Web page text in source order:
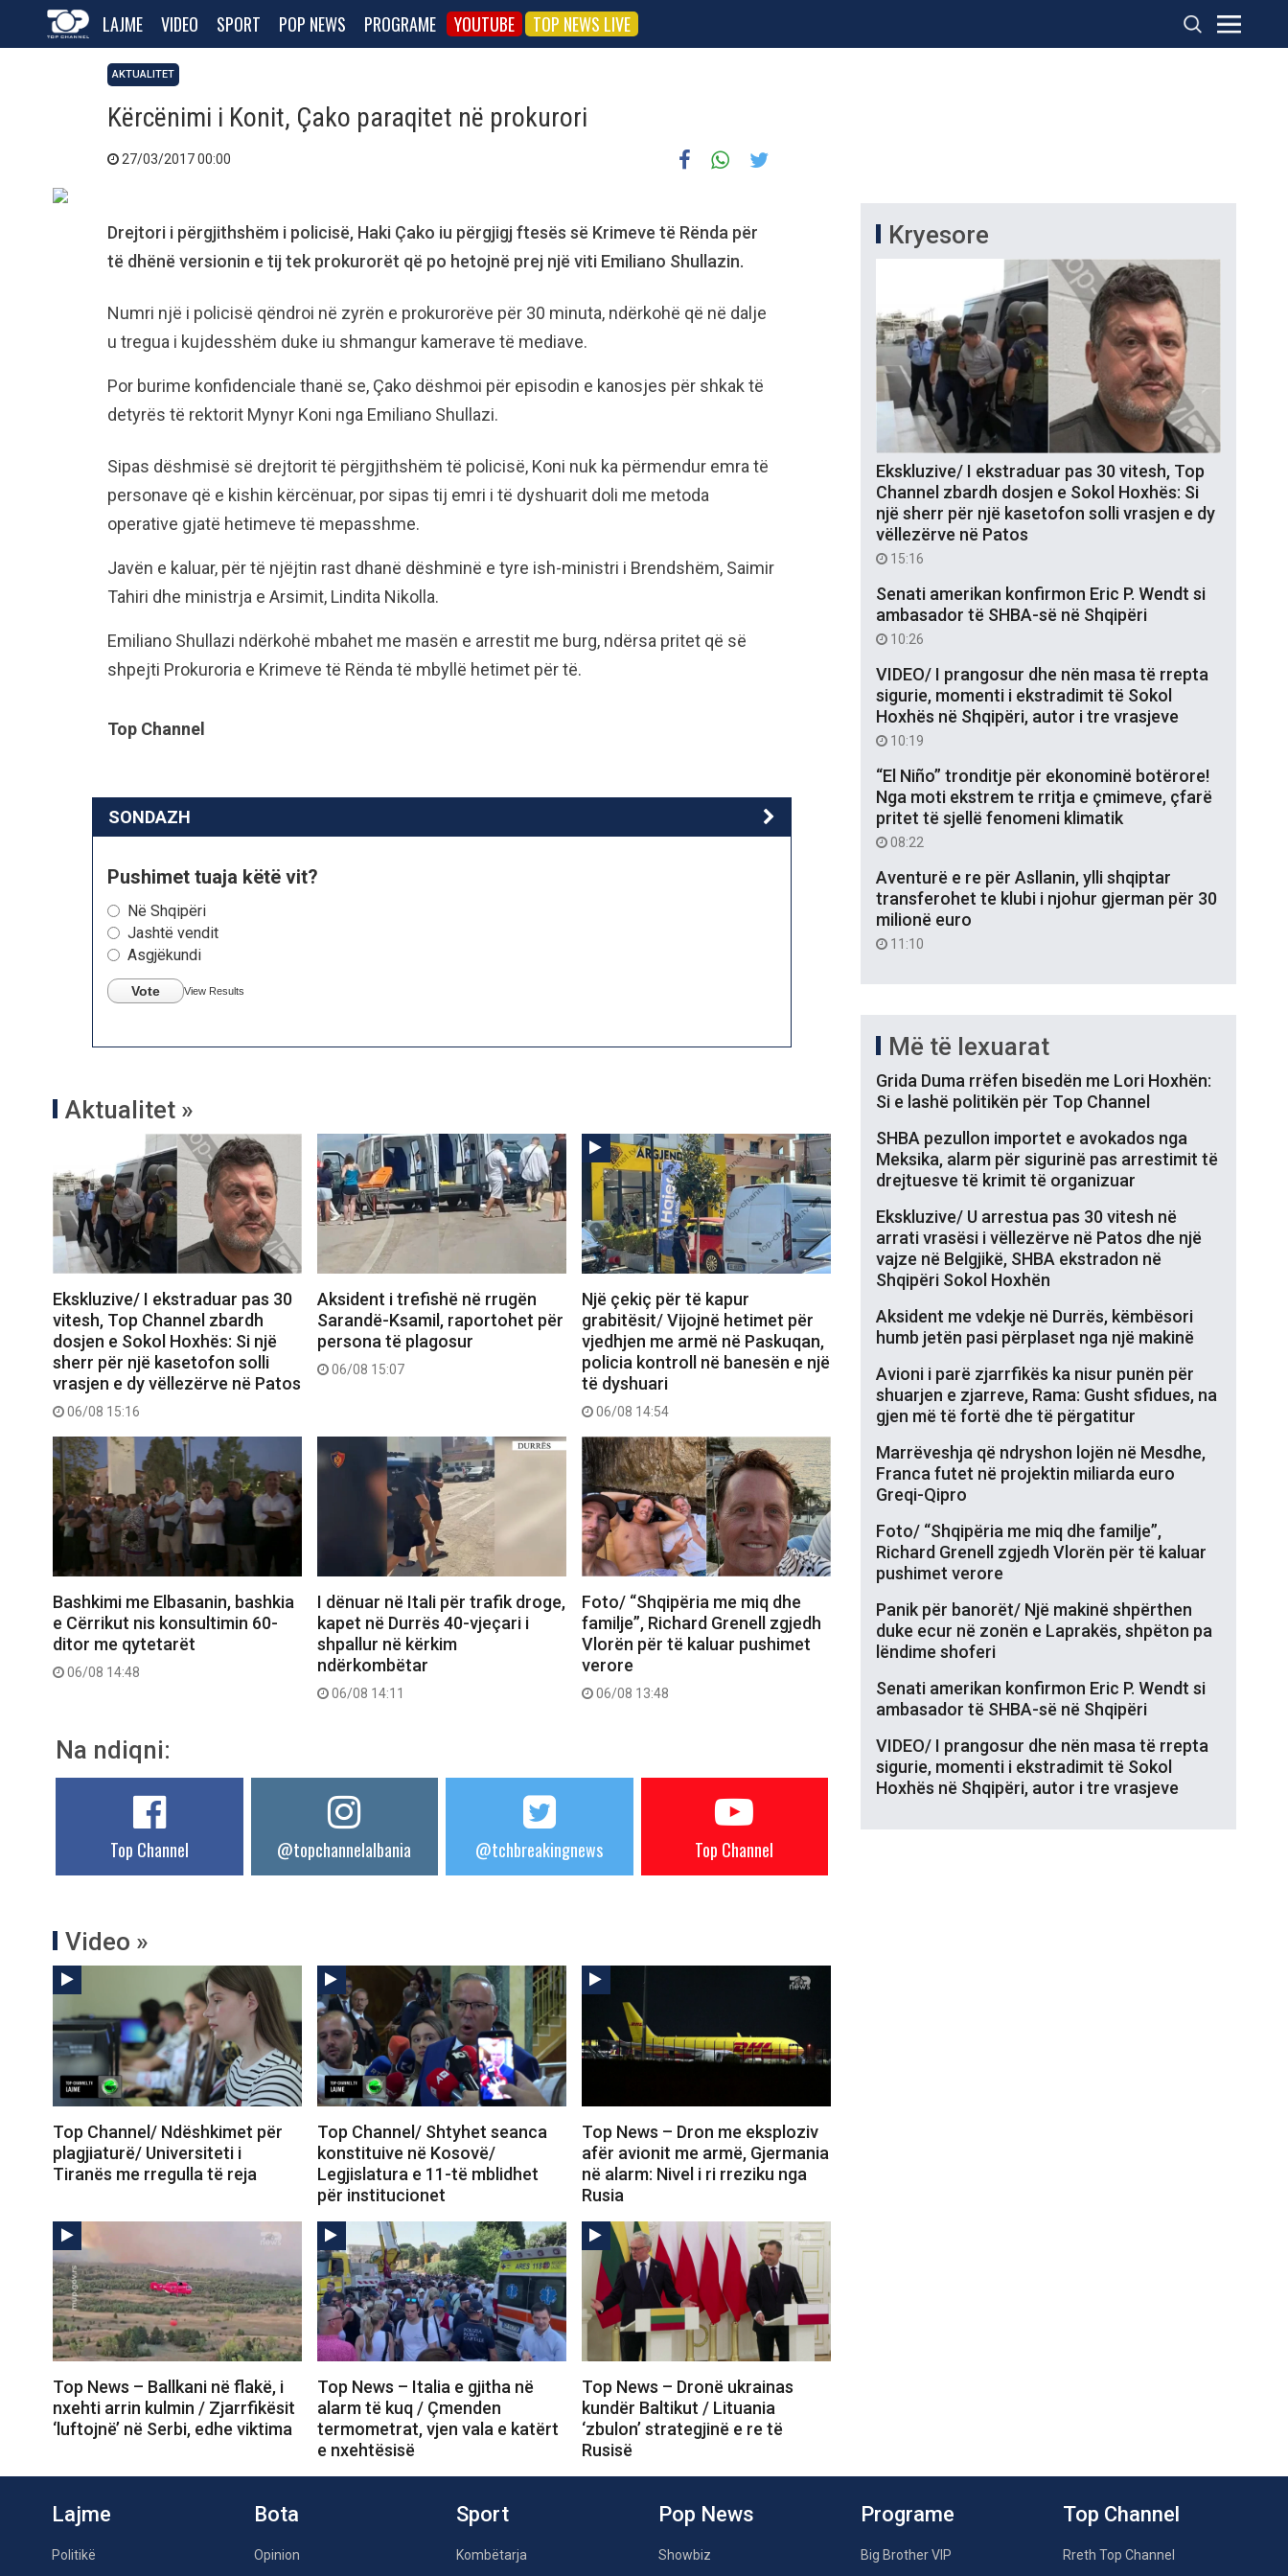
LAJME VIDEO SPORT POP NEWS PROGRAME YOUTUBE TOP NEWS LIVE
AKTUALITET
Kërcënimi i Konit, Çako paraqitet në prokurori
27/03/2017 00:00
Drejtori i përgjithshëm i policisë, Haki Çako iu përgjigj ftesës së Krimeve të Rënda për
të dhënë versionin e tij tek prokurorët që po hetojnë prej një viti Emiliano Shullazin.
Numri një i policisë qëndroi në zyrën e prokurorëve për 30 minuta, ndërkohë që në dalje
u tregua i kujdesshëm duke iu shmangur kamerave të mediave.
Por burime konfidenciale thanë se, Çako dëshmoi për episodin e kanosjes për shkak të
detyrës të rektorit Mynyr Koni nga Emiliano Shullazi.
Sipas dëshmisë së drejtorit të përgjithshëm të policisë, Koni nuk ka përmendur emra të
personave që e kishin kërcënuar, por sipas tij emri i të dyshuarit doli me metoda
operative gjatë hetimeve të mepasshme.
Javën e kaluar, për të njëjtin rast dhanë dëshminë e tyre ish-ministri i Brendshëm, Saimir
Tahiri dhe ministrja e Arsimit, Lindita Nikolla.
Emiliano Shullazi ndërkohë mbahet me masën e arrestit me burg, ndërsa pritet që së
shpejti Prokuroria e Krimeve të Rënda të mbyllë hetimet për të.
Top Channel
SONDAZH
Pushimet tuaja këtë vit?
Në Shqipëri
Jashtë vendit
Asgjëkundi
Vote View Results
Aktualitet »
Ekskluzive/ I ekstraduar pas 30
vitesh, Top Channel zbardh
dosjen e Sokol Hoxhës: Si një
sherr për një kasetofon solli
vrasjen e dy vëllezërve në Patos
06/08 15:16
Aksident i trefishë në rrugën
Sarandë-Ksamil, raportohet për
persona të plagosur
06/08 15:07
Një çekiç për të kapur
grabitësit/ Vijojnë hetimet për
vjedhjen me armë në Paskuqan,
policia kontroll në banesën e një
të dyshuari
06/08 14:54
Bashkimi me Elbasanin, bashkia
e Cërrikut nis konsultimin 60-
ditor me qytetarët
06/08 14:48
I dënuar në Itali për trafik droge,
kapet në Durrës 40-vjeçari i
shpallur në kërkim
ndërkombëtar
06/08 14:11
Foto/ “Shqipëria me miq dhe
familje”, Richard Grenell zgjedh
Vlorën për të kaluar pushimet
verore
06/08 13:48
Na ndiqni:
Top Channel @topchannelalbania @tchbreakingnews Top Channel
Video »
Top Channel/ Ndëshkimet për
plagjiaturë/ Universiteti i
Tiranës me rregulla të reja
Top Channel/ Shtyhet seanca
konstituive në Kosovë/
Legjislatura e 11-të mblidhet
për institucionet
Top News – Dron me eksploziv
afër avionit me armë, Gjermania
në alarm: Nivel i ri rreziku nga
Rusia
Top News – Ballkani në flakë, i
nxehti arrin kulmin / Zjarrfikësit
‘luftojnë’ në Serbi, edhe viktima
Top News – Italia e gjitha në
alarm të kuq / Çmenden
termometrat, vjen vala e katërt
e nxehtësisë
Top News – Dronë ukrainas
kundër Baltikut / Lituania
‘zbulon’ strategjinë e re të
Rusisë
Kryesore
Ekskluzive/ I ekstraduar pas 30 vitesh, Top
Channel zbardh dosjen e Sokol Hoxhës: Si
një sherr për një kasetofon solli vrasjen e dy
vëllezërve në Patos
15:16
Senati amerikan konfirmon Eric P. Wendt si
ambasador të SHBA-së në Shqipëri
10:26
VIDEO/ I prangosur dhe nën masa të rrepta
sigurie, momenti i ekstradimit të Sokol
Hoxhës në Shqipëri, autor i tre vrasjeve
10:19
“El Niño” tronditje për ekonominë botërore!
Nga moti ekstrem te rritja e çmimeve, çfarë
pritet të sjellë fenomeni klimatik
08:22
Aventurë e re për Asllanin, ylli shqiptar
transferohet te klubi i njohur gjerman për 30
milionë euro
11:10
Më të lexuarat
Grida Duma rrëfen bisedën me Lori Hoxhën:
Si e lashë politikën për Top Channel
SHBA pezullon importet e avokados nga
Meksika, alarm për sigurinë pas arrestimit të
drejtuesve të krimit të organizuar
Ekskluzive/ U arrestua pas 30 vitesh në
arrati vrasësi i vëllezërve në Patos dhe një
vajze në Belgjikë, SHBA ekstradon në
Shqipëri Sokol Hoxhën
Aksident me vdekje në Durrës, këmbësori
humb jetën pasi përplaset nga një makinë
Avioni i parë zjarrfikës ka nisur punën për
shuarjen e zjarreve, Rama: Gusht sfidues, na
gjen më të fortë dhe të përgatitur
Marrëveshja që ndryshon lojën në Mesdhe,
Franca futet në projektin miliarda euro
Greqi-Qipro
Foto/ “Shqipëria me miq dhe familje”,
Richard Grenell zgjedh Vlorën për të kaluar
pushimet verore
Panik për banorët/ Një makinë shpërthen
duke ecur në zonën e Laprakës, shpëton pa
lëndime shoferi
Senati amerikan konfirmon Eric P. Wendt si
ambasador të SHBA-së në Shqipëri
VIDEO/ I prangosur dhe nën masa të rrepta
sigurie, momenti i ekstradimit të Sokol
Hoxhës në Shqipëri, autor i tre vrasjeve
Lajme
Politikë
Bota
Opinion
Sport
Kombëtarja
Pop News
Showbiz
Programe
Big Brother VIP
Top Channel
Rreth Top Channel